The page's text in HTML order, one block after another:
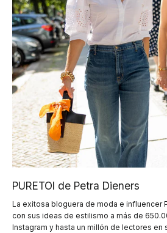
PURETOI de Petra Dieners
La exitosa bloguera de moda e influencer
con sus ideas de estilismo a más de
Instagram y hasta un millón de lectores en